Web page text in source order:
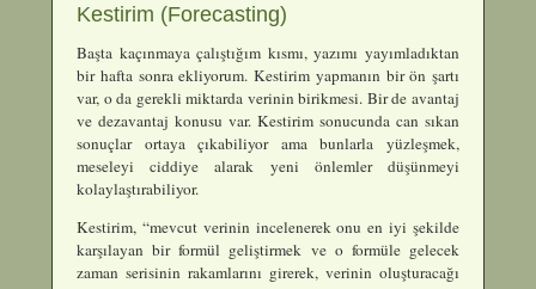
Kestirim (Forecasting)
Başta kaçınmaya çalıştığım kısmı, yazımı yayımladıktan
bir hafta sonra ekliyorum. Kestirim yapmanın bir ön şartı
var, o da gerekli miktarda verinin birikmesi. Bir de avantaj
ve dezavantaj konusu var. Kestirim sonucunda can sıkan
sonuçlar ortaya çıkabiliyor ama bunlarla yüzleşmek,
meseleyi ciddiye alarak yeni önlemler düşünmeyi
kolaylaştırabiliyor.
Kestirim, “mevcut verinin incelenerek onu en iyi şekilde
karşılayan bir formül geliştirmek ve o formüle gelecek
zaman serisinin rakamlarını girerek, verinin oluşturacağı